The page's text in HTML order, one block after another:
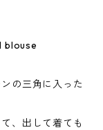
の三角に入った
、出して着ても